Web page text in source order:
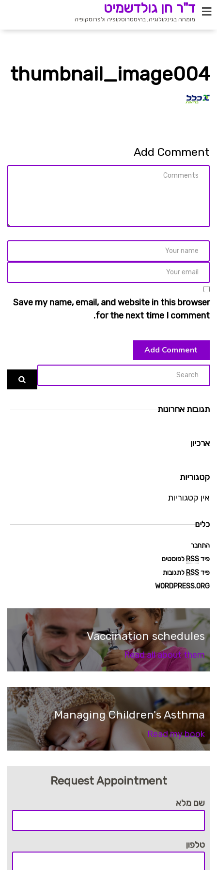
ד"ר חן גולדשמיט
מומחה בגינקולוגיה, בהיסטרוסקופיה ולפרוסקופיה
thumbnail_image004
Add Comment
Save my name, email, and website in this browser
for the next time I comment.
תגובות אחרונות
ארכיון
קטגוריות
אין קטגוריות
כלים
התחבר
פידRSS לפוסטים
פידRSS לתגובות
WORDPRESS.ORG
Vaccination schedules
Read all about them
Managing Children's Asthma
Read my book
Request Appointment
שם מלא
טלפון